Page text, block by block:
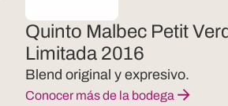
Quinto Malbec Petit
Limitada 2016
Blend original y expresivo.
Conocer más de la bodega